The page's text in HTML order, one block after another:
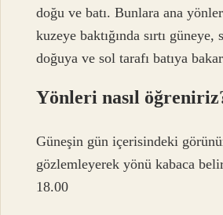
doğu ve batı. Bunlara ana
kuzeye baktığında sırtı güneye,
doğuya ve sol tarafı batıya
Yönleri nasıl
Güneşin gün içerisindeki
gözlemleyerek yönü kabaca
18.00